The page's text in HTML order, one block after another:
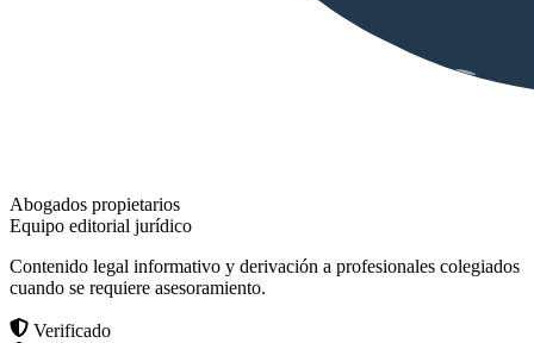
Abogados propietarios
Equipo editorial jurídico
Contenido legal informativo y derivación a profesionales colegiados
cuando se requiere asesoramiento.
Verificado